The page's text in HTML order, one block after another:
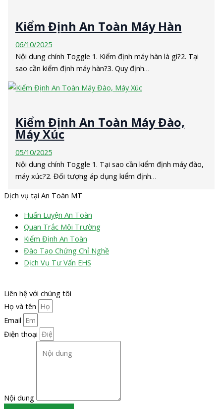
Kiểm Định An Toàn Máy Hàn
06/10/2025
Nội dung chính Toggle 1. Kiểm định máy hàn là gì?2. Tại
sao cần kiểm định máy hàn?3. Quy định…
Kiểm Định An Toàn Máy Đào,
Máy Xúc
05/10/2025
Nội dung chính Toggle 1. Tại sao cần kiểm định máy đào,
máy xúc?2. Đối tượng áp dụng kiểm định…
Dịch vụ tại An Toàn MT
Huấn Luyện An Toàn
Quan Trắc Môi Trường
Kiểm Định An Toàn
Đào Tạo Chứng Chỉ Nghề
Dịch Vụ Tư Vấn EHS
Liên hệ với chúng tôi
Họ và tên
Email
Điện thoại
Nội dung